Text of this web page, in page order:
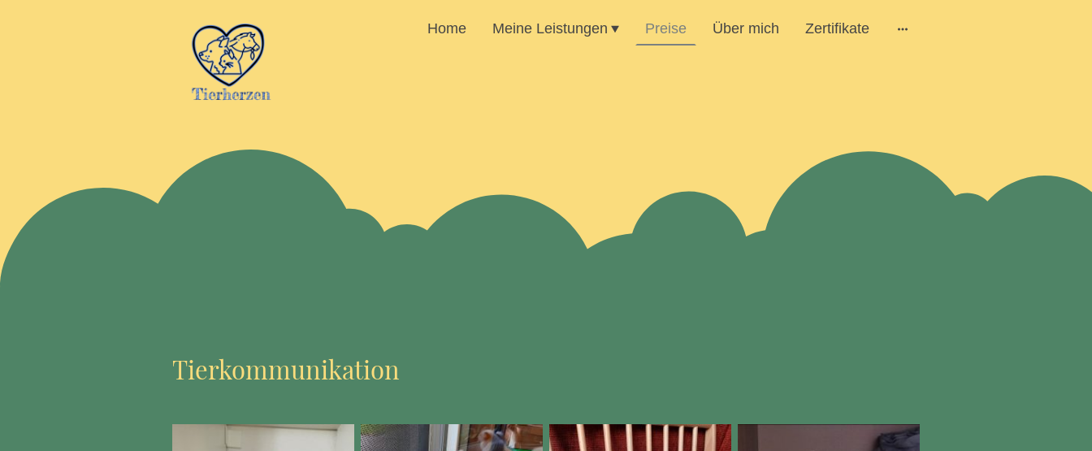
Home Meine Leistungen Preise Über mich Zertifikate
Tierkommunikation